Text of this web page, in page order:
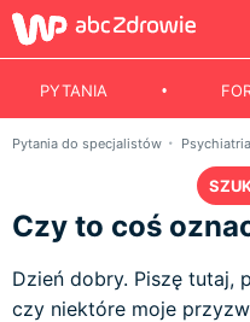
PYTANIA
Pytania do specjalistów Psychiatria
Czy to coś
Dzień dobry. Piszę tutaj,
czy niektóre moje